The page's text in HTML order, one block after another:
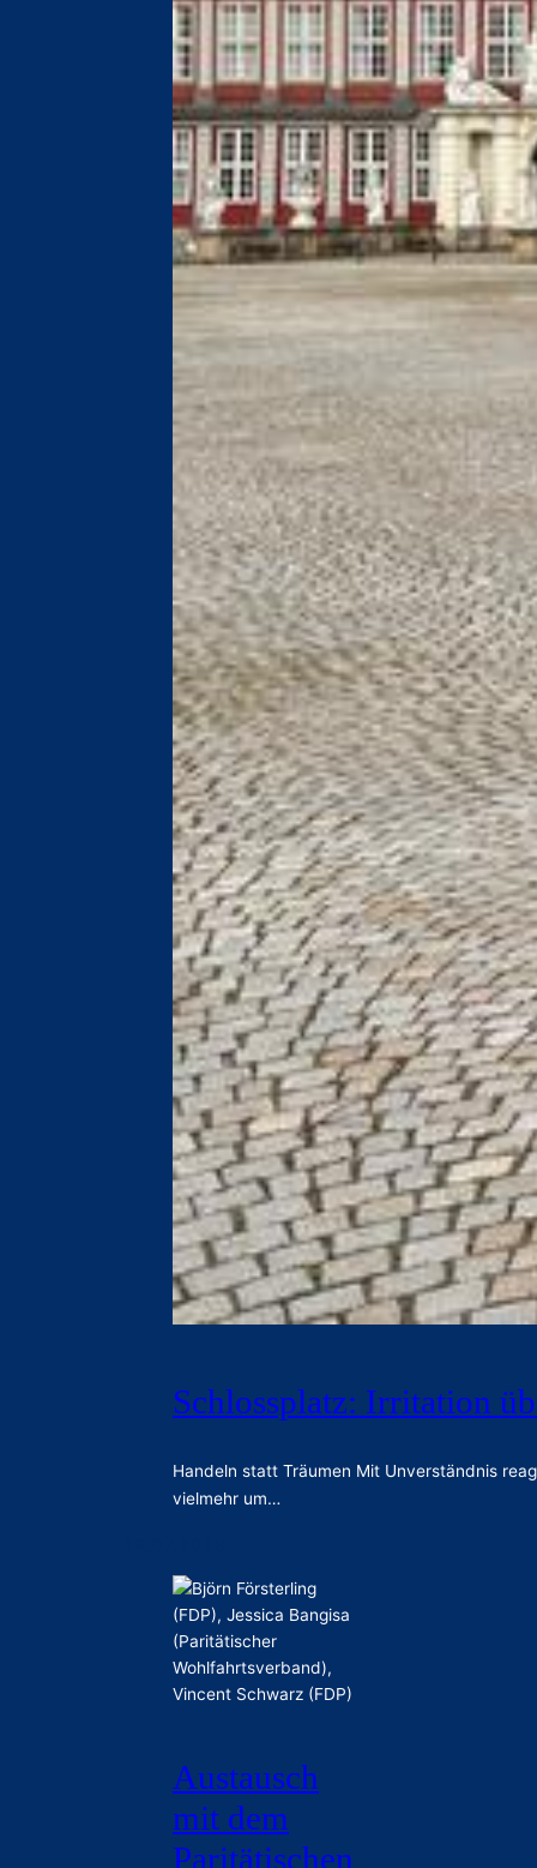
Schlossplatz: Irritation
Handeln statt Träumen Mit Unverständnis
vielmehr um…
Austausch
mit dem
Paritätischen